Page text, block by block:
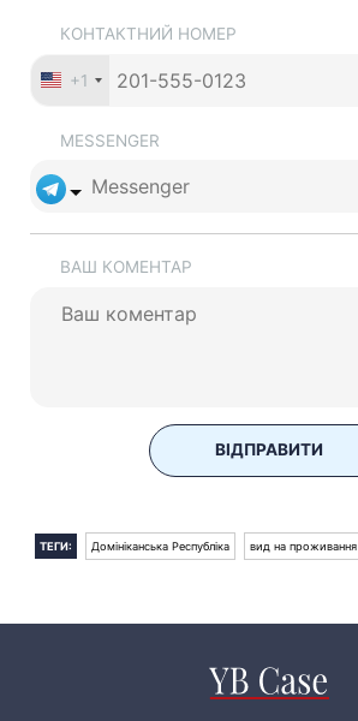
КОНТАКТНИЙ НОМЕР
+1
MESSENGER
ВАШ КОМЕНТАР
ВІДПРАВИТИ
ТЕГИ: Домініканська Республіка вид на проживання